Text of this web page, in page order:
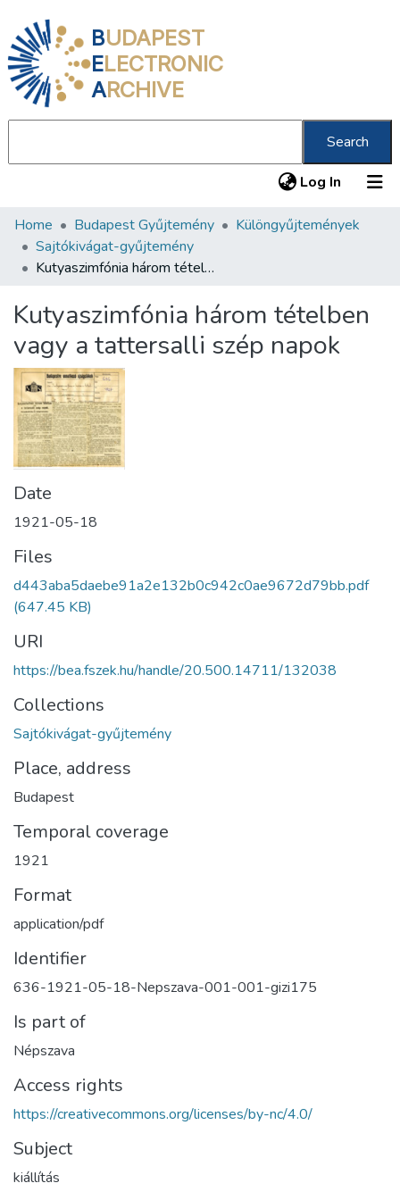
BUDAPEST
ELECTRONIC
ARCHIVE
Search
Log In (current)
Communities & Collections
All of DSpace
About us
Home Budapest Gyűjtemény
Különgyűjtemények
Sajtókivágat-gyűjtemény
Kutyaszimfónia három tételben vagy a tattersalli szép napok
Kutyaszimfónia három tételben
vagy a tattersalli szép napok
Date
1921-05-18
Files
d443aba5daebe91a2e132b0c942c0ae9672d79bb.pdf
(647.45 KB)
URI
https://bea.fszek.hu/handle/20.500.14711/132038
Collections
Sajtókivágat-gyűjtemény
Place, address
Budapest
Temporal coverage
1921
Format
application/pdf
Identifier
636-1921-05-18-Nepszava-001-001-gizi175
Is part of
Népszava
Access rights
https://creativecommons.org/licenses/by-nc/4.0/
Subject
kiállítás